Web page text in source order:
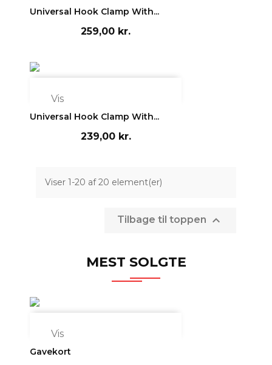
Universal Hook Clamp With...
259,00 kr.
Vis
Universal Hook Clamp With...
239,00 kr.
Viser 1-20 af 20 element(er)
Tilbage til toppen 
MEST SOLGTE
Vis
Gavekort